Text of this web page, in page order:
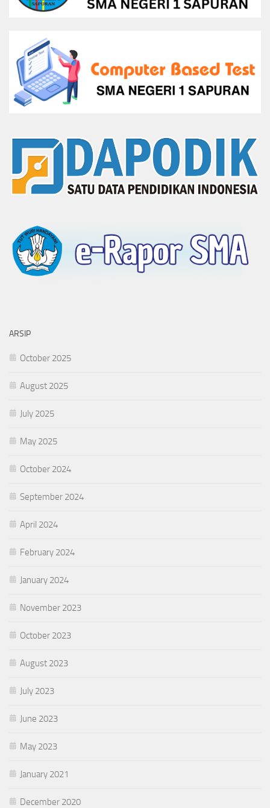
ARSIP
October 2025
August 2025
July 2025
May 2025
October 2024
September 2024
April 2024
February 2024
January 2024
November 2023
October 2023
August 2023
July 2023
June 2023
May 2023
January 2021
December 2020